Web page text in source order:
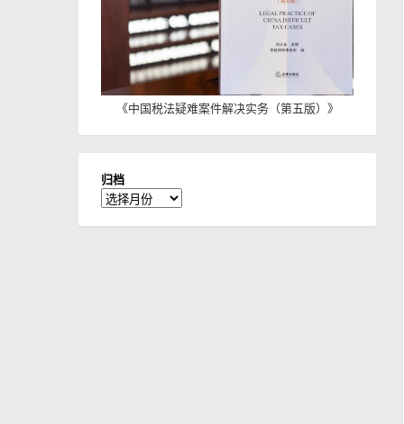
《中国税法疑难案件解决实务（第五版） 》
归档
归
档